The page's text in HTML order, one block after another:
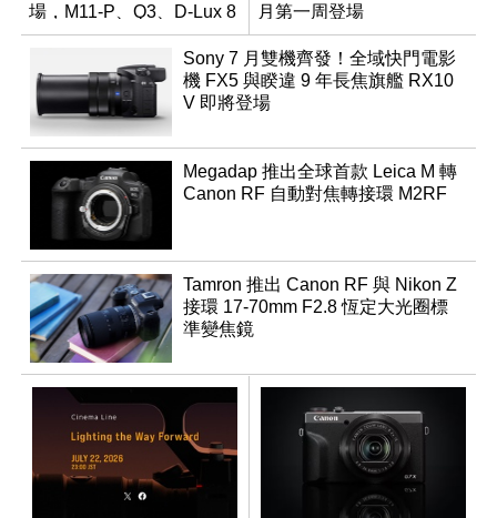
場，M11-P、Q3、D-Lux 8
領銜換裝
月第一周登場
Sony 7 月雙機齊發！全域快門電影
機 FX5 與睽違 9 年長焦旗艦 RX10
V 即將登場
Megadap 推出全球首款 Leica M 轉
Canon RF 自動對焦轉接環 M2RF
Tamron 推出 Canon RF 與 Nikon Z
接環 17-70mm F2.8 恆定大光圈標
準變焦鏡